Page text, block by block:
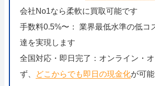
会社No1なら柔軟に買取可能です
手数料0.5%〜： 業界最低水準の低コ
達を実現します
全国対応・即日完了：オンライン・
ず、
どこからでも即日の現金化が可